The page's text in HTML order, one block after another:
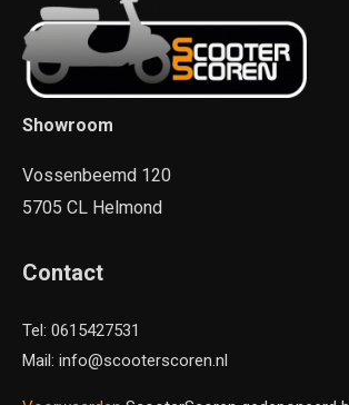
Showroom
Vossenbeemd 120
5705 CL Helmond
Contact
Tel: 0615427531
Mail: info@scooterscoren.nl